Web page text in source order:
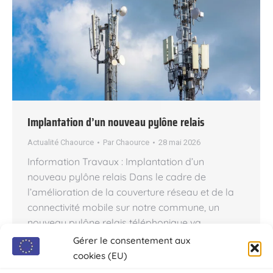
Gérer le consentement aux
cookies (EU)
Implantation d’un nouveau pylône relais
Actualité Chaource Par Chaource 28 mai 2026
Information Travaux : Implantation d’un
nouveau pylône relais Dans le cadre de
l’amélioration de la couverture réseau et de la
connectivité mobile sur notre commune, un
nouveau pylône relais téléphonique va
prochainement être installé. Localisation et
caractéristiques du projet : Secteur concerné :